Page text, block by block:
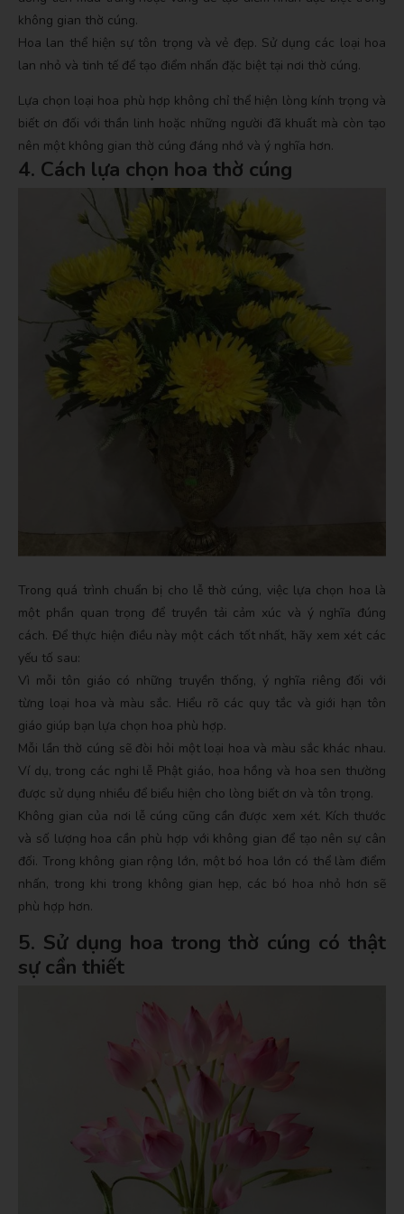
không gian thờ cúng.
Hoa lan thể hiện sự tôn trọng và vẻ đẹp. Sử dụng các loại hoa
lan nhỏ và tinh tế để tạo điểm nhấn đặc biệt tại nơi thờ cúng.
Lựa chọn loại hoa phù hợp không chỉ thể hiện lòng kính trọng và
biết ơn đối với thần linh hoặc những người đã khuất mà còn tạo
nên một không gian thờ cúng đáng nhớ và ý nghĩa hơn.
4. Cách lựa chọn hoa thờ cúng
Trong quá trình chuẩn bị cho lễ thờ cúng, việc lựa chọn hoa là
một phần quan trọng để truyền tải cảm xúc và ý nghĩa đúng
cách. Để thực hiện điều này một cách tốt nhất, hãy xem xét các
yếu tố sau:
Vì mỗi tôn giáo có những truyền thống, ý nghĩa riêng đối với
từng loại hoa và màu sắc. Hiểu rõ các quy tắc và giới hạn tôn
giáo giúp bạn lựa chọn hoa phù hợp.
Mỗi lần thờ cúng sẽ đòi hỏi một loại hoa và màu sắc khác nhau.
Ví dụ, trong các nghi lễ Phật giáo, hoa hồng và hoa sen thường
được sử dụng nhiều để biểu hiện cho lòng biết ơn và tôn trọng.
Không gian của nơi lễ cúng cũng cần được xem xét. Kích thước
và số lượng hoa cần phù hợp với không gian để tạo nên sự cân
đối. Trong không gian rộng lớn, một bó hoa lớn có thể làm điểm
nhấn, trong khi trong không gian hẹp, các bó hoa nhỏ hơn sẽ
phù hợp hơn.
5. Sử dụng hoa trong thờ cúng có thật
sự cần thiết